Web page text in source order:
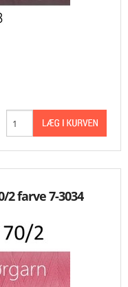
farve 7-3034